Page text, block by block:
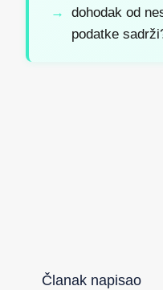
dohodak od
podatke
Članak napisao